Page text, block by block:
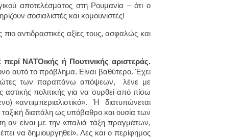
αποτελέσματος στη Ρουμανία – ότι ο
σοσιαλιστές και κομουνιστές!
αντιδραστικές αξίες τους, ασφαλώς και
ΝΑΤΟικής ή Πουτινικής αριστεράς.
αυτό το πρόβλημα. Είναι βαθύτερο. Έχει
των παραπάνω απόψεων, λένε με
αστικής πολιτικής για να συρθεί από πίσω
«αντιιμπεριαλιστικό». Ή διατυπώνεται
διαπάλη ως υπόβαθρο και ουσία των
αν είναι με την «παλιά τάξη πραγμάτων,
να δημιουργηθεί». Λες και ο περίφημος